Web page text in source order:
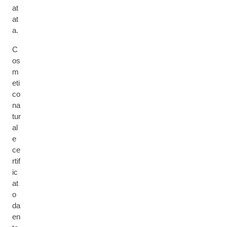
at
at
a.
C
os
m
eti
co
na
tur
al
e
ce
rtif
ic
at
o
da
en